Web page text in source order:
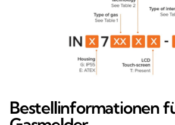
Bestellinformationen